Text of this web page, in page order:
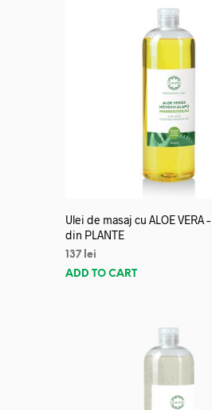
Ulei de masaj cu ALOE VERA
din PLANTE
137 lei
ADD TO CART